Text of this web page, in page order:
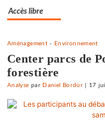
Accès libre
Aménagement- Environnement
Center parcs de
forestière
Analyse par Daniel Bordür 17